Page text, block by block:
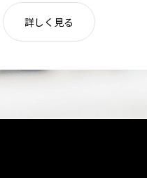
詳しく見る